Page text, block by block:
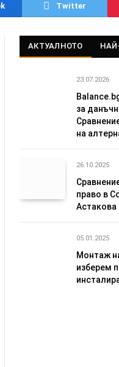
Twitter
АКТУАЛНОТО
23.07.2026
за
на
26.10.2025
право в
Астакова
05.01.2025
Монтаж
изберем